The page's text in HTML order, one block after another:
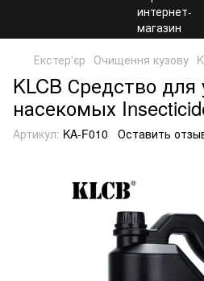
Екстер'єр Очищення кузову
KLCB Средство для
насекомых
Артикул: KA-F010 Оставить